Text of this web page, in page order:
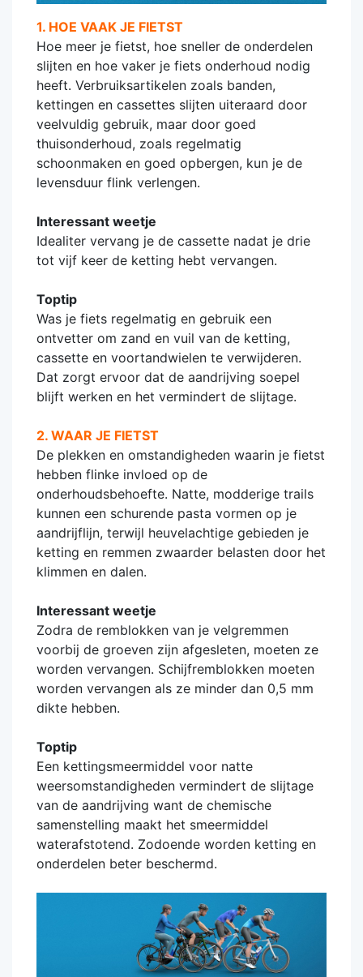
1. HOE VAAK JE FIETST
Hoe meer je fietst, hoe sneller de onderdelen
slijten en hoe vaker je fiets onderhoud nodig
heeft. Verbruiksartikelen zoals banden,
kettingen en cassettes slijten uiteraard door
veelvuldig gebruik, maar door goed
thuisonderhoud, zoals regelmatig
schoonmaken en goed opbergen, kun je de
levensduur flink verlengen.
Interessant weetje
Idealiter vervang je de cassette nadat je drie
tot vijf keer de ketting hebt vervangen.
Toptip
Was je fiets regelmatig en gebruik een
ontvetter om zand en vuil van de ketting,
cassette en voortandwielen te verwijderen.
Dat zorgt ervoor dat de aandrijving soepel
blijft werken en het vermindert de slijtage.
2. WAAR JE FIETST
De plekken en omstandigheden waarin je fietst
hebben flinke invloed op de
onderhoudsbehoefte. Natte, modderige trails
kunnen een schurende pasta vormen op je
aandrijflijn, terwijl heuvelachtige gebieden je
ketting en remmen zwaarder belasten door het
klimmen en dalen.
Interessant weetje
Zodra de remblokken van je velgremmen
voorbij de groeven zijn afgesleten, moeten ze
worden vervangen. Schijfremblokken moeten
worden vervangen als ze minder dan 0,5 mm
dikte hebben.
Toptip
Een kettingsmeermiddel voor natte
weersomstandigheden vermindert de slijtage
van de aandrijving want de chemische
samenstelling maakt het smeermiddel
waterafstotend. Zodoende worden ketting en
onderdelen beter beschermd.